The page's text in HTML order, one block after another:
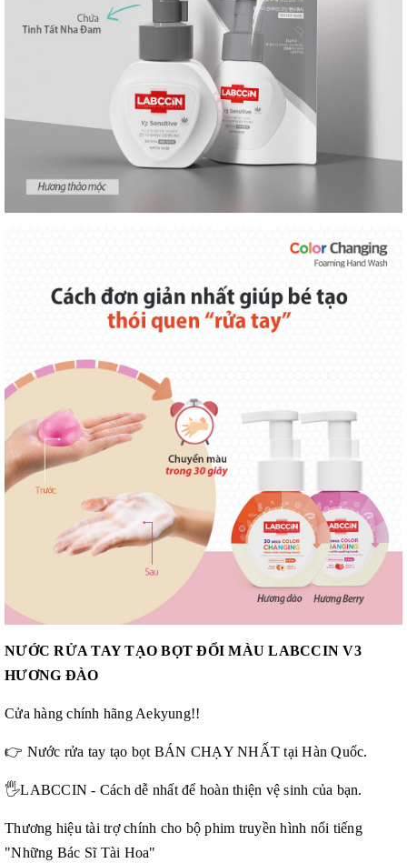
NƯỚC RỬA TAY TẠO BỌT ĐỔI MÀU LABCCIN V3
HƯƠNG ĐÀO
Cửa hàng chính hãng Aekyung!!
👉 Nước rửa tay tạo bọt BÁN CHẠY NHẤT tại Hàn Quốc.
🖐LABCCIN - Cách dễ nhất để hoàn thiện vệ sinh của bạn.
Thương hiệu tài trợ chính cho bộ phim truyền hình nổi tiếng
"Những Bác Sĩ Tài Hoa"